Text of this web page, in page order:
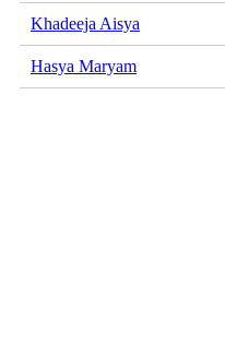
Khadeeja Aisya
Hasya Maryam